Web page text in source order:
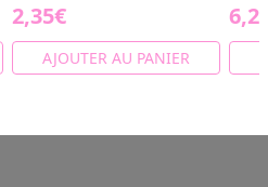
2,35€
AJOUTER AU PANIER